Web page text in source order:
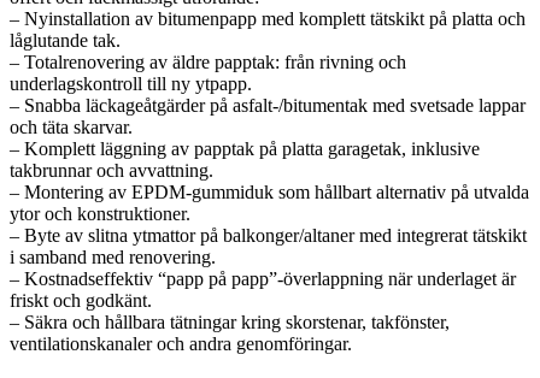
– Nyinstallation av bitumenpapp med komplett tätskikt på platta och
låglutande tak.
– Totalrenovering av äldre papptak: från rivning och
underlagskontroll till ny ytpapp.
– Snabba läckageåtgärder på asfalt-/bitumentak med svetsade lappar
och täta skarvar.
– Komplett läggning av papptak på platta garagetak, inklusive
takbrunnar och avvattning.
– Montering av EPDM-gummiduk som hållbart alternativ på utvalda
ytor och konstruktioner.
– Byte av slitna ytmattor på balkonger/altaner med integrerat tätskikt
i samband med renovering.
– Kostnadseffektiv “papp på papp”-överlappning när underlaget är
friskt och godkänt.
– Säkra och hållbara tätningar kring skorstenar, takfönster,
ventilationskanaler och andra genomföringar.